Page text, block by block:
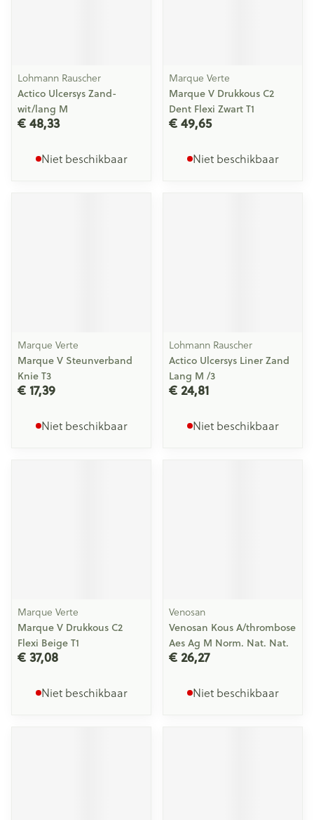
Lohmann Rauscher
Actico Ulcersys Zand-
wit/lang M
€ 48,33
Niet beschikbaar
Marque Verte
Marque V Drukkous C2
Dent Flexi Zwart T1
€ 49,65
Niet beschikbaar
Marque Verte
Marque V Steunverband
Knie T3
€ 17,39
Niet beschikbaar
Lohmann Rauscher
Actico Ulcersys Liner Zand
Lang M /3
€ 24,81
Niet beschikbaar
Marque Verte
Marque V Drukkous C2
Flexi Beige T1
€ 37,08
Niet beschikbaar
Venosan
Venosan Kous A/thrombose
Aes Ag M Norm. Nat. Nat.
€ 26,27
Niet beschikbaar